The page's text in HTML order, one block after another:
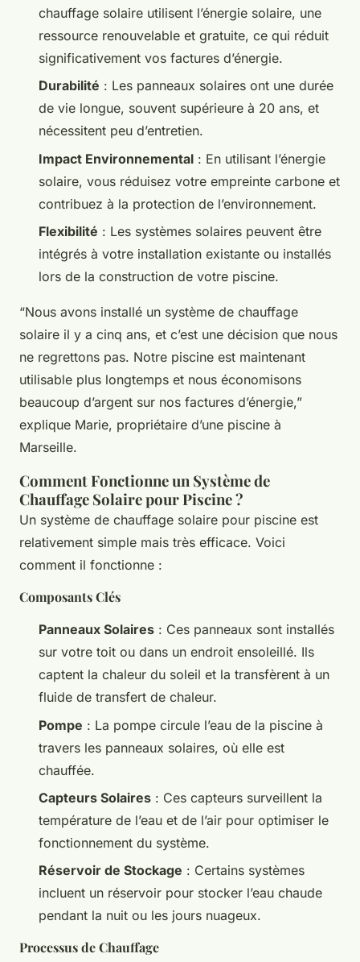
chauffage solaire utilisent l’énergie solaire, une
ressource renouvelable et gratuite, ce qui réduit
significativement vos factures d’énergie.
Durabilité : Les panneaux solaires ont une durée
de vie longue, souvent supérieure à 20 ans, et
nécessitent peu d’entretien.
Impact Environnemental : En utilisant l’énergie
solaire, vous réduisez votre empreinte carbone et
contribuez à la protection de l’environnement.
Flexibilité : Les systèmes solaires peuvent être
intégrés à votre installation existante ou installés
lors de la construction de votre piscine.
“Nous avons installé un système de chauffage
solaire il y a cinq ans, et c’est une décision que nous
ne regrettons pas. Notre piscine est maintenant
utilisable plus longtemps et nous économisons
beaucoup d’argent sur nos factures d’énergie,”
explique Marie, propriétaire d’une piscine à
Marseille.
Comment Fonctionne un Système de
Chauffage Solaire pour Piscine ?
Un système de chauffage solaire pour piscine est
relativement simple mais très efficace. Voici
comment il fonctionne :
Composants Clés
Panneaux Solaires : Ces panneaux sont installés
sur votre toit ou dans un endroit ensoleillé. Ils
captent la chaleur du soleil et la transfèrent à un
fluide de transfert de chaleur.
Pompe : La pompe circule l’eau de la piscine à
travers les panneaux solaires, où elle est
chauffée.
Capteurs Solaires : Ces capteurs surveillent la
température de l’eau et de l’air pour optimiser le
fonctionnement du système.
Réservoir de Stockage : Certains systèmes
incluent un réservoir pour stocker l’eau chaude
pendant la nuit ou les jours nuageux.
Processus de Chauffage